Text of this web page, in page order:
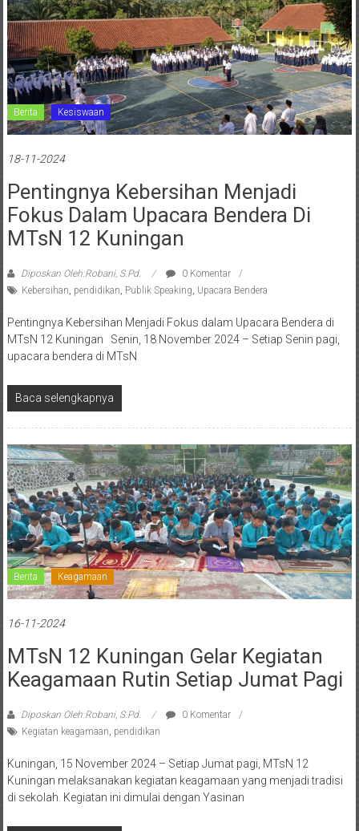
Berita Kesiswaan
18-11-2024
Pentingnya Kebersihan Menjadi
Fokus Dalam Upacara Bendera Di
MTsN 12 Kuningan
Diposkan Oleh:Robani, S.Pd.
0 Komentar
Kebersihan, pendidikan, Publik Speaking, Upacara Bendera
Pentingnya Kebersihan Menjadi Fokus dalam Upacara Bendera di
MTsN 12 Kuningan Senin, 18 November 2024 – Setiap Senin pagi,
upacara bendera di MTsN
Baca selengkapnya
Berita Keagamaan
16-11-2024
MTsN 12 Kuningan Gelar Kegiatan
Keagamaan Rutin Setiap Jumat Pagi
Diposkan Oleh:Robani, S.Pd.
0 Komentar
Kegiatan keagamaan pendidikan
Kuningan, 15 November 2024 – Setiap Jumat pagi, MTsN 12
Kuningan melaksanakan kegiatan keagamaan yang menjadi tradisi
di sekolah. Kegiatan ini dimulai dengan Yasinan